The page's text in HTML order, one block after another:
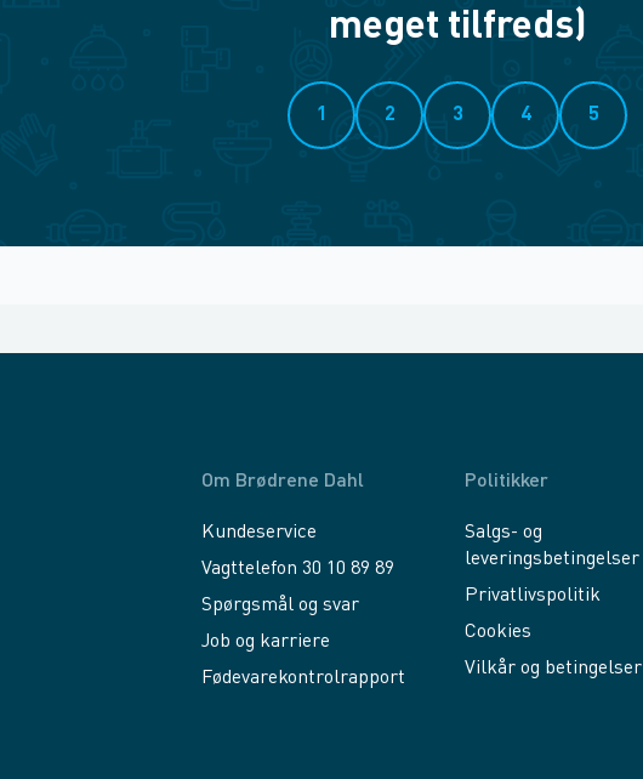
meget tilfreds)
1 2 3 4 5
Om Brødrene Dahl
Kundeservice
Vagttelefon 30 10 89 89
Spørgsmål og svar
Job og karriere
Fødevarekontrolrapport
Politikker
Salgs- og
leveringsbetingelser
Privatlivspolitik
Cookies
Vilkår og betingelser